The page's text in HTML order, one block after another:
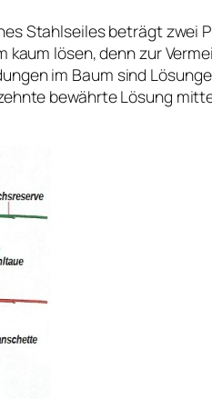
Stahlseiles beträgt zwei
kaum lösen, denn zur
im Baum sind
bewährte Lösung